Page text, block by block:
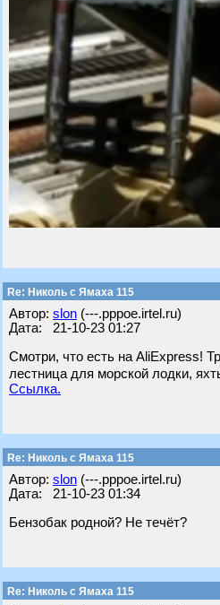
Re: Николь с Ямаха 115
Автор: slon (---.pppoe.irtel.ru)
Дата: 21-10-23 01:27
Смотри, что есть на AliExpress!
лестница для морской лодки,
Ссылка.
Re: Николь с Ямаха 115
Автор: slon (---.pppoe.irtel.ru)
Дата: 21-10-23 01:34
Бензобак родной? Не течёт?
Re: Николь с Ямаха 115